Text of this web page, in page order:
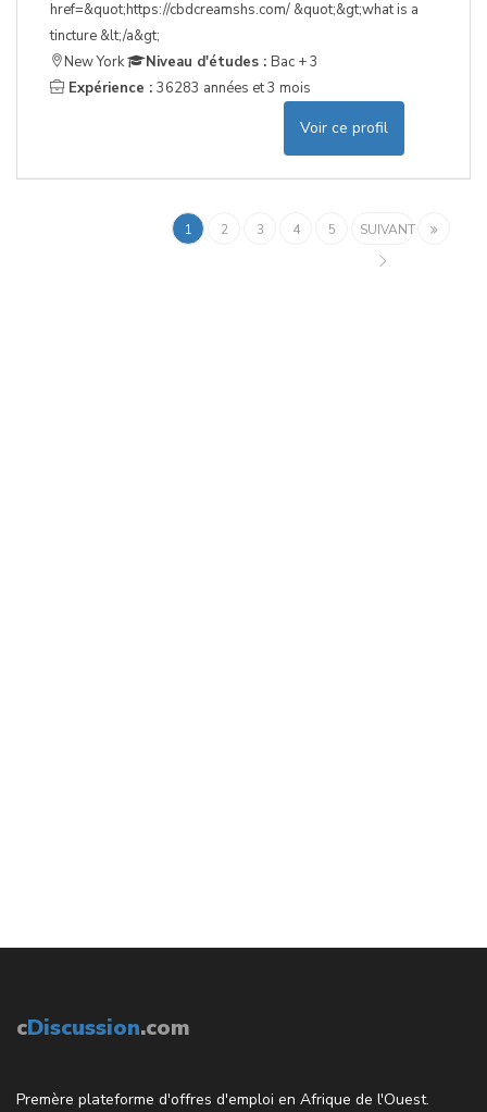
href=&quot;https://cbdcreamshs.com/ &quot;&gt;what is a
tincture &lt;/a&gt;
New York
Niveau d'études : Bac + 3
Expérience : 36283 années et 3 mois
Voir ce profil
1 2 3 4 5 SUIVANT
cDiscussion.com
Premère plateforme d'offres d'emploi en Afrique de l'Ouest.